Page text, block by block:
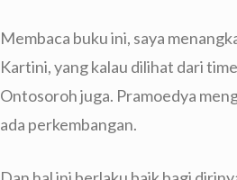
Membaca buku ini, saya
Kartini, yang kalau dilihat dari
Ontosoroh juga. Pramoedya
ada perkembangan.